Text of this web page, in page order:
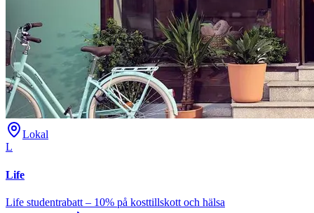
Lokal
L
Life
Life studentrabatt – 10% på kosttillskott och hälsa